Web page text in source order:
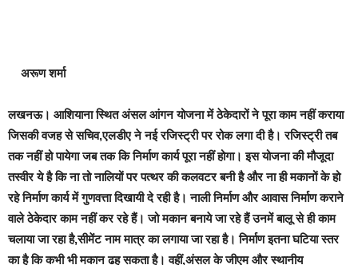
अरूण शर्मा
लखनऊ। आशियाना स्थित अंसल आंगन योजना में ठेकेदारों ने पूरा काम नहीं कराया
जिसकी वजह से सचिव,एलडीए ने नई रजिस्ट्री पर रोक लगा दी है। रजिस्ट्री तब
तक नहीं हो पायेगा जब तक कि निर्माण कार्य पूरा नहीं होगा। इस योजना की मौजूदा
तस्वीर ये है कि ना तो नालियों पर पत्थर की कलवटर बनी है और ना ही मकानों के हो
रहे निर्माण कार्य में गुणवत्ता दिखायी दे रही है। नाली निर्माण और आवास निर्माण कराने
वाले ठेकेदार काम नहीं कर रहे हैं। जो मकान बनाये जा रहे हैं उनमें बालू से ही काम
चलाया जा रहा है,सीमेंट नाम मात्र का लगाया जा रहा है। निर्माण इतना घटिया स्तर
का है कि कभी भी मकान ढह सकता है। वहीं,अंसल के जीएम और स्थानीय